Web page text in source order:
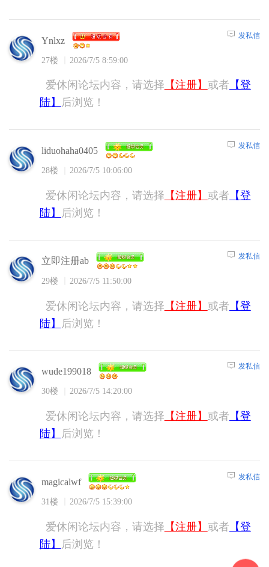
Ynlxz
27楼 2026/7/5 8:59:00
发私信
爱休闲论坛内容，请选择 【注册】 或者 【登
陆】
后浏览！
liduohaha0405
28楼 2026/7/5 10:06:00
发私信
爱休闲论坛内容，请选择 【注册】 或者 【登
陆】
后浏览！
立即注册ab
29楼 2026/7/5 11:50:00
发私信
爱休闲论坛内容，请选择 【注册】 或者 【登
陆】
后浏览！
wude199018
30楼 2026/7/5 14:20:00
发私信
爱休闲论坛内容，请选择 【注册】 或者 【登
陆】
后浏览！
magicalwf
31楼 2026/7/5 15:39:00
发私信
爱休闲论坛内容，请选择 【注册】 或者 【登
陆】
后浏览！